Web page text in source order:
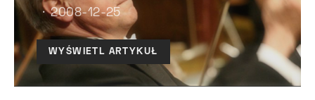
2008-12-25
WYŚWIETL ARTYKUŁ